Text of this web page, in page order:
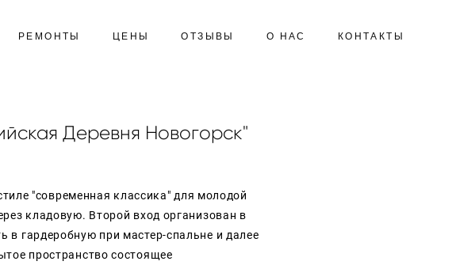
РЕМОНТЫ ЦЕНЫ ОТЗЫВЫ О НАС КОНТАКТЫ
Деревня Новогорск"
"современная классика" для молодой
кладовую. Второй вход организован в
гардеробную при мастер-спальне и далее
пространство состоящее